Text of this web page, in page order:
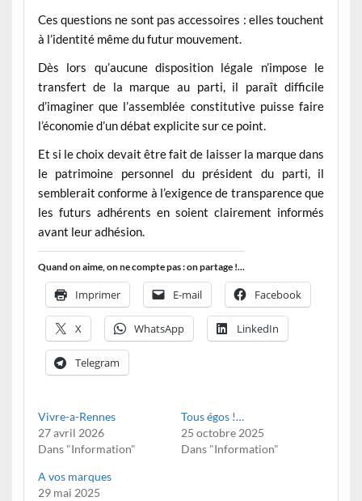
Ces questions ne sont pas accessoires : elles touchent
à l’identité même du futur mouvement.
Dès lors qu’aucune disposition légale n’impose le
transfert de la marque au parti, il paraît difficile
d’imaginer que l’assemblée constitutive puisse faire
l’économie d’un débat explicite sur ce point.
Et si le choix devait être fait de laisser la marque dans
le patrimoine personnel du président du parti, il
semblerait conforme à l’exigence de transparence que
les futurs adhérents en soient clairement informés
avant leur adhésion.
Quand on aime, on ne compte pas : on partage !...
Imprimer E-mail Facebook
X WhatsApp LinkedIn
Telegram
Vivre-a-Rennes
27 avril 2026
Dans "Information"
Tous égos !…
25 octobre 2025
Dans "Information"
A vos marques
29 mai 2025